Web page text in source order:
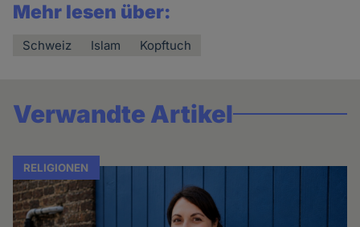
Mehr lesen über:
Schweiz Islam Kopftuch
Verwandte Artikel
RELIGIONEN